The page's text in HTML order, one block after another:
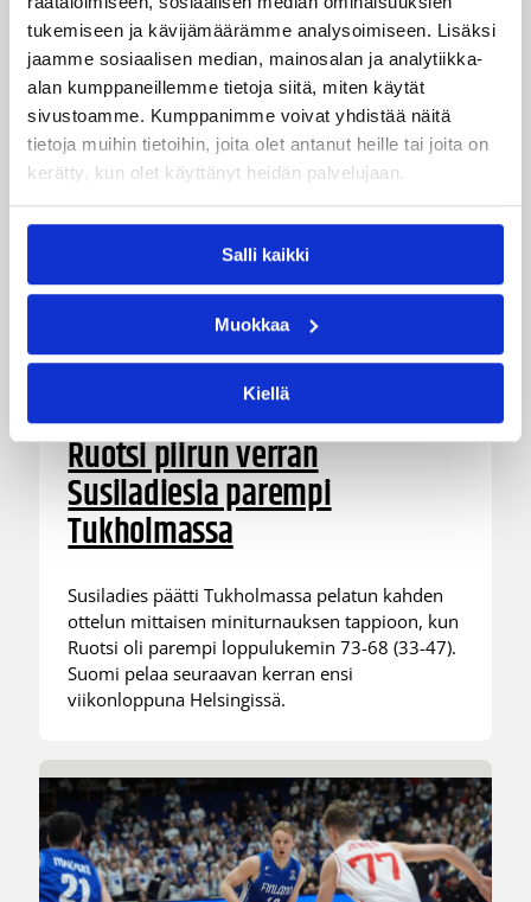
tukemiseen ja kävijämäärämme analysoimiseen. Lisäksi
jaamme sosiaalisen median, mainosalan ja analytiikka-
alan kumppaneillemme tietoja siitä, miten käytät
sivustoamme. Kumppanimme voivat yhdistää näitä
tietoja muihin tietoihin, joita olet antanut heille tai joita on
kerätty, kun olet käyttänyt heidän palvelujaan.
Salli kaikki
Muokkaa
Kiellä
07.08.2026 21:42
Ruotsi piirun verran
Susiladiesia parempi
Tukholmassa
Susiladies päätti Tukholmassa pelatun kahden
ottelun mittaisen miniturnauksen tappioon, kun
Ruotsi oli parempi loppulukemin 73-68 (33-47).
Suomi pelaa seuraavan kerran ensi
viikonloppuna Helsingissä.